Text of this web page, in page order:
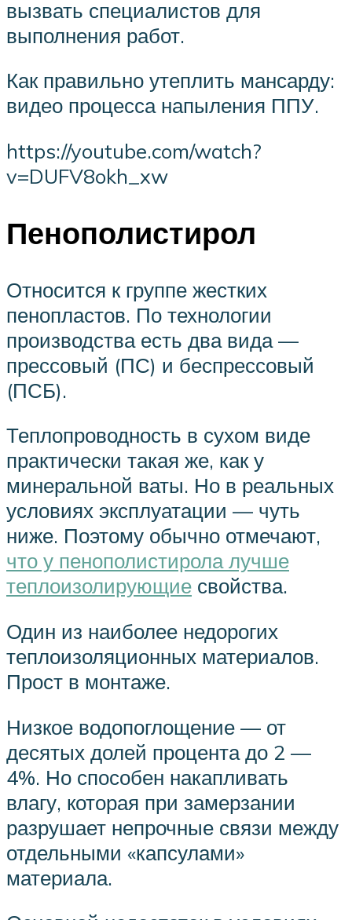
вызвать специалистов для
выполнения работ.
Как правильно утеплить мансарду:
видео процесса напыления ППУ.
https://youtube.com/watch?
v=DUFV8okh_xw
Пенополистирол
Относится к группе жестких
пенопластов. По технологии
производства есть два вида —
прессовый (ПС) и беспрессовый
(ПСБ).
Теплопроводность в сухом виде
практически такая же, как у
минеральной ваты. Но в реальных
условиях эксплуатации — чуть
ниже. Поэтому обычно отмечают,
что у пенополистирола лучше
теплоизолирующие свойства.
Один из наиболее недорогих
теплоизоляционных материалов.
Прост в монтаже.
Низкое водопоглощение — от
десятых долей процента до 2 —
4%. Но способен накапливать
влагу, которая при замерзании
разрушает непрочные связи между
отдельными «капсулами»
материала.